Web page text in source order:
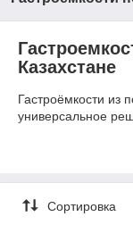
Казахстане
Гастроёмкости из
универсальное
гастроёмкости
общепите и
Сортировка